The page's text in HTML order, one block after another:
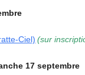
Ciel) (sur
17 septembre